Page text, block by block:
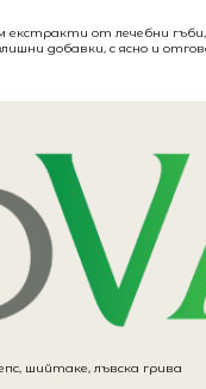
екстракти от лечебни
добавки, с ясно и
шийтаке, лъвска грива